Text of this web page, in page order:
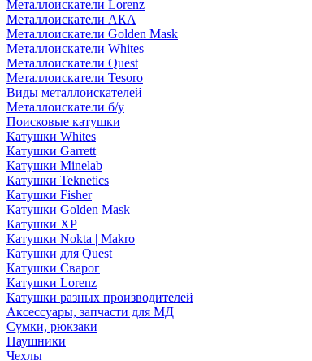
Металлоискатели Lorenz
Металлоискатели АКА
Металлоискатели Golden Mask
Металлоискатели Whites
Металлоискатели Quest
Металлоискатели Tesoro
Виды металлоискателей
Металлоискатели б/у
Поисковые катушки
Катушки Whites
Катушки Garrett
Катушки Minelab
Катушки Teknetics
Катушки Fisher
Катушки Golden Mask
Катушки XP
Катушки Nokta | Makro
Катушки для Quest
Катушки Сварог
Катушки Lorenz
Катушки разных производителей
Аксессуары, запчасти для МД
Сумки, рюкзаки
Наушники
Чехлы